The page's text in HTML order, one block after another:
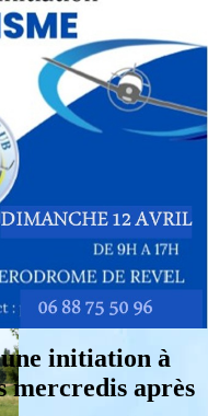
initiation à
mercredis après